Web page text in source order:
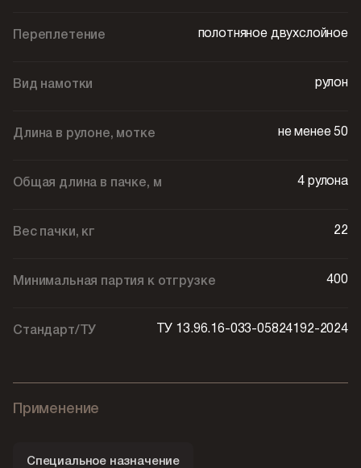
Переплетение полотняное двухслойное
Вид намотки рулон
Длина в рулоне, мотке не менее 50
Общая длина в пачке, м 4 рулона
Вес пачки, кг 22
Минимальная партия к отгрузке 400
Стандарт/ТУ ТУ 13.96.16-033-05824192-2024
Применение
Специальное назначение